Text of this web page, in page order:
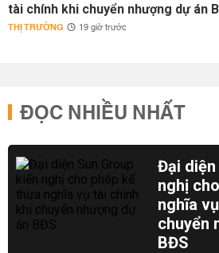
tài chính khi chuyển nhượng dự án
THỊ TRƯỜNG 19 giờ trước
ĐỌC NHIỀU NHẤT
Đại diện
nghị
nghĩa
chuyển
BĐS